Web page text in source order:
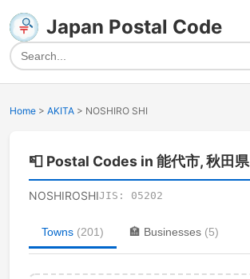
Japan Postal Code
Home > AKITA > NOSHIRO SHI
📮 Postal Codes in 能代市, 秋田県
NOSHIROSHIJIS: 05202
Towns (201) 🏣 Businesses (5)